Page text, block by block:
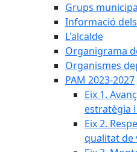
Grups
Informació
L'alcalde
Organigrama
Organismes
PAM 2023-2027
Eix 1.
estratègia
Eix 2.
qualitat de